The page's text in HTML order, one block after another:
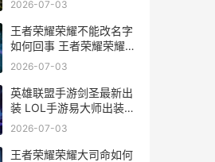
2026-07-03
王者荣耀荣耀不能改名字
如何回事 王者荣耀荣耀不
死凤凰称号获得条件
2026-07-03
英雄联盟手游剑圣最新出
装 LOL手游易大师出装推
荐
2026-07-03
王者荣耀荣耀大司命如何